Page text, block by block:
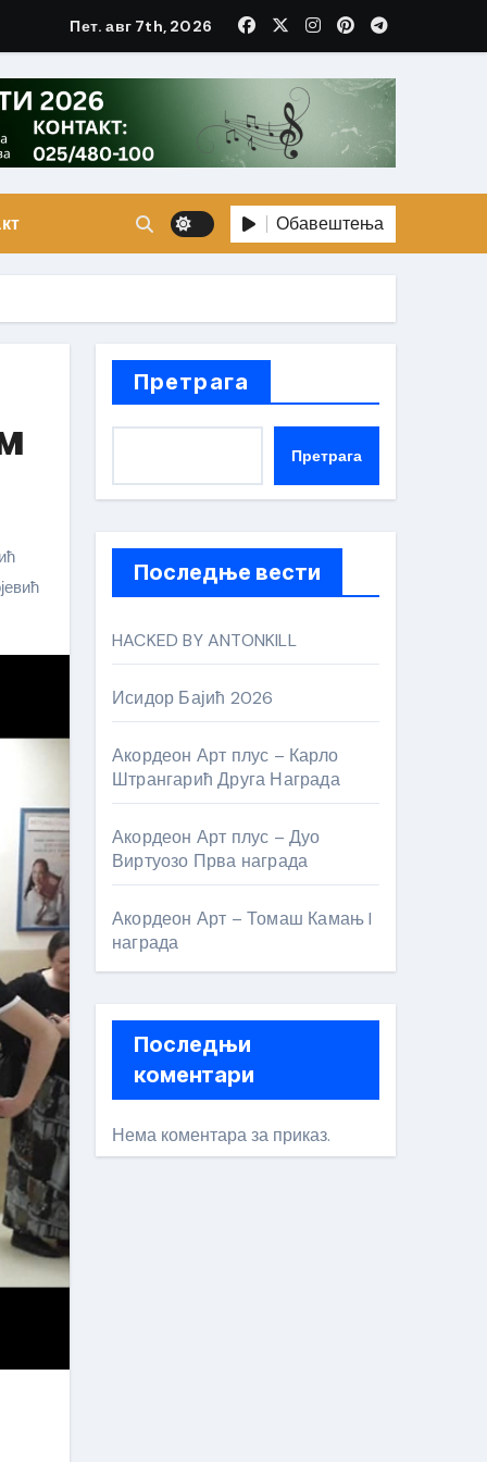
Пет. авг 7th, 2026
Обавештења
Претрага
Претрага
Последње вести
HACKED BY ANTONKILL
Исидор Бајић 2026
Акордеон Арт плус – Карло
Штрангарић Друга Награда
Акордеон Арт плус – Дуо
Виртуозо Прва награда
Акордеон Арт – Томаш Камањ I
награда
Последњи
коментари
Нема коментара за приказ.